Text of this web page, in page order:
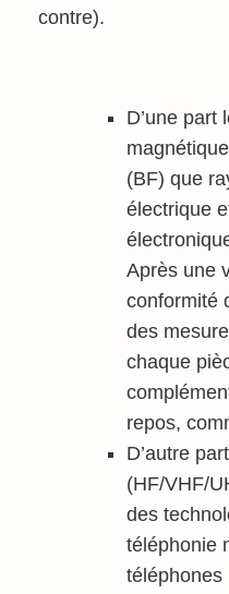
contre).
D’une part
(BF) que
électrique
Après une
conformité
des
chaque
repos,
D’autre
(HF/VHF/
des
téléphonie
téléphones